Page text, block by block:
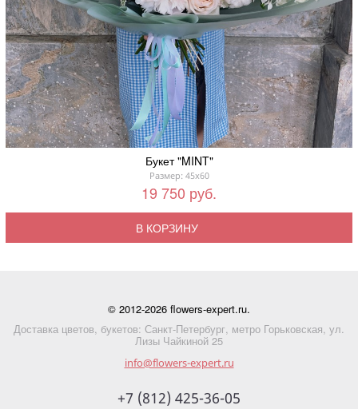
Букет "MINT"
Размер: 45x60
19 750 руб.
В КОРЗИНУ
© 2012-2026 flowers-expert.ru.
Доставка цветов, букетов: Санкт-Петербург, метро Горьковская, ул.
Лизы Чайкиной 25
info@flowers-expert.ru
+7 (812) 425-36-05